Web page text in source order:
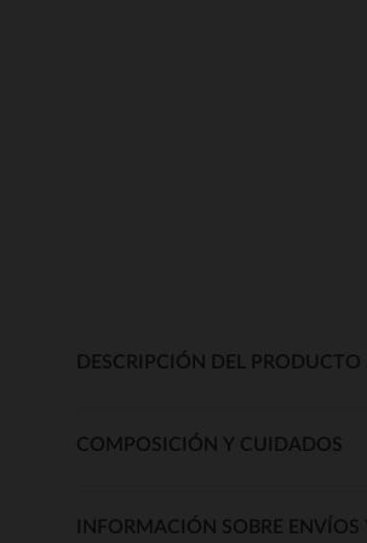
DESCRIPCIÓN DEL PRODUCTO
COMPOSICIÓN Y CUIDADOS
INFORMACIÓN SOBRE